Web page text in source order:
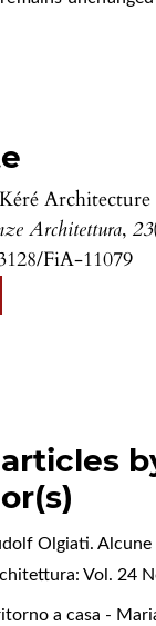
Architecture
Architettura, 23
FiA-11079
Olgiati. Alcune
Vol. 24
ritorno a casa -